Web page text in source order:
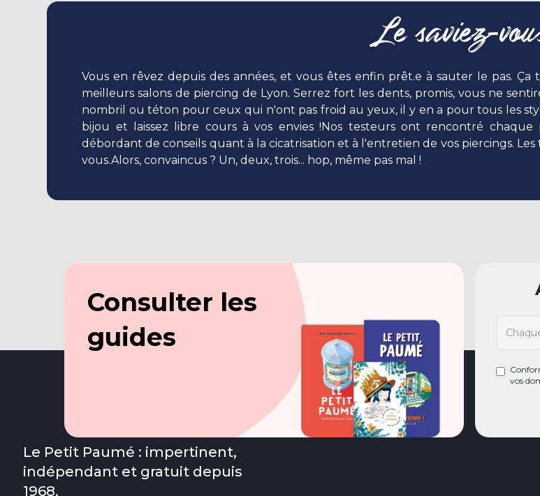
Le saviez-
Vous en rêvez depuis des années, et vous êtes enfin prêt.e à sauter le pas.
meilleurs salons de piercing de Lyon. Serrez fort les dents, promis, vous ne
nombril ou téton pour ceux qui n'ont pas froid au yeux, il y en a pour tous les
bijou et laissez libre cours à vos envies !Nos testeurs ont rencontré
débordant de conseils quant à la cicatrisation et à l'entretien de vos piercings.
vous.Alors, convaincus ? Un, deux, trois... hop, même pas mal !
Consulter les
guides
vos
Le Petit Paumé : impertinent,
indépendant et gratuit depuis
1968.